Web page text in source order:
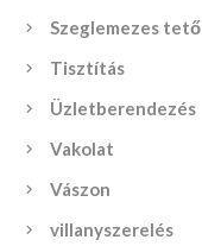
Szeglemezes tető
Tisztítás
Üzletberendezés
Vakolat
Vászon
villanyszerelés